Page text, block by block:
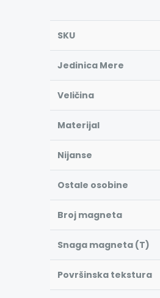
SKU
Jedinica Mere
Veličina
Materijal
Nijanse
Ostale osobine
Broj magneta
Snaga magneta (T)
Površinska tekstura